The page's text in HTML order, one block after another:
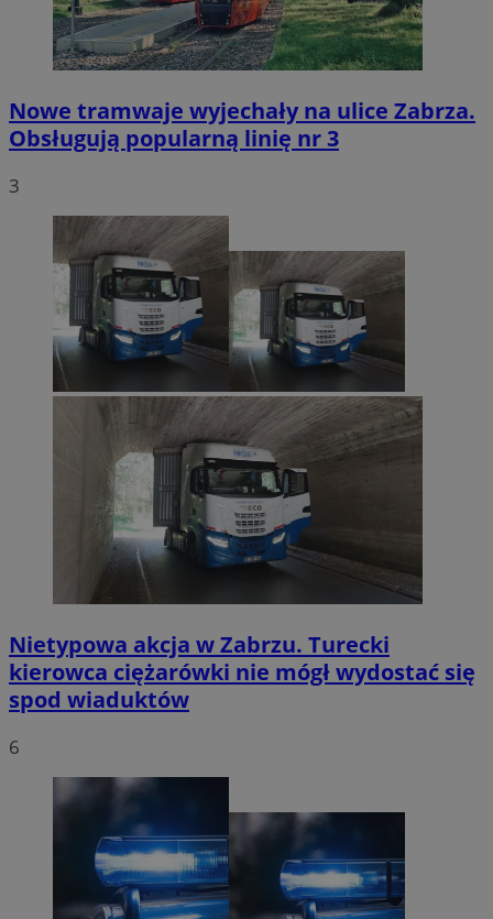
Nowe tramwaje wyjechały na ulice Zabrza.
Obsługują popularną linię nr 3
3
Nietypowa akcja w Zabrzu. Turecki
kierowca ciężarówki nie mógł wydostać się
spod wiaduktów
6